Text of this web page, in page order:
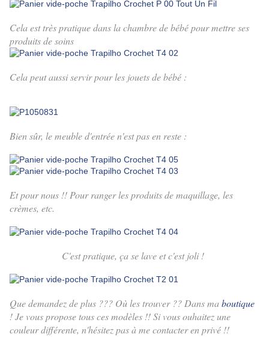
Cela est très pratique dans la chambre de bébé pour mettre ses
produits de soins
Cela peut aussi servir pour les jouets de bébé :
Bien sûr, le meuble d'entrée n'est pas en reste :
Et pour nous !! Pour ranger les produits de maquillage, les
crèmes, etc.
C'est pratique, ça se lave et c'est joli !
Que demandez de plus ??? Où les trouver ?? Dans maboutique
! Je vous propose tous ces modèles !! Si vous ouhaitez une
couleur différente, n'hésitez pas à me contacter en privé !!